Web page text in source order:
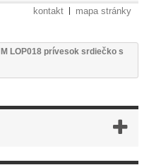
kontakt mapa stránky
LOP018 prívesok srdiečko s